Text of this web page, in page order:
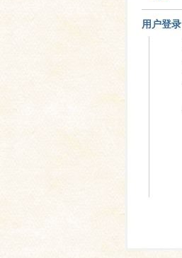
用户登录